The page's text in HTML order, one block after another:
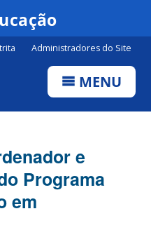
Administradores do Site
MENU
e
Programa
em